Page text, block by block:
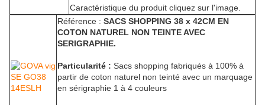
Caractéristique du produit cliquez sur l'image.
Référence : SACS SHOPPING 38 x 42CM EN
COTON NATUREL NON TEINTE AVEC
SERIGRAPHIE.
Particularité : Sacs shopping fabriqués à 100% à
partir de coton naturel non teinté avec un marquage
en sérigraphie 1 à 4 couleurs